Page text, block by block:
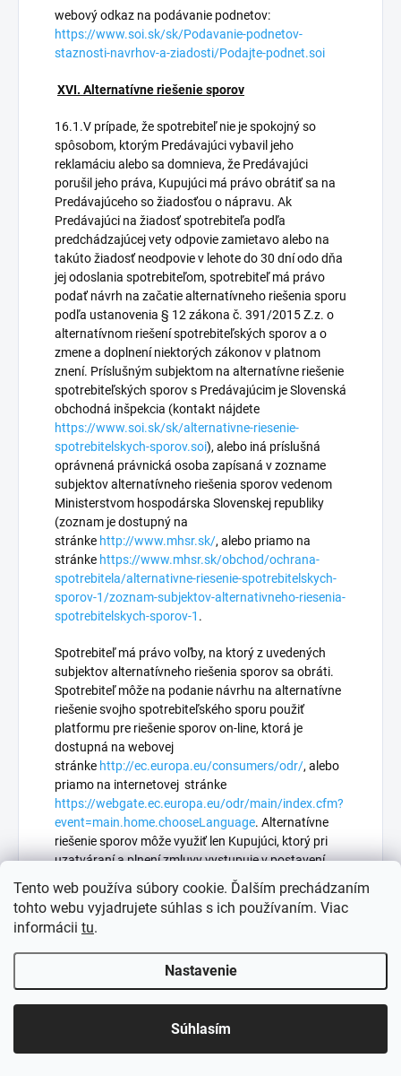
Tento web používa súbory cookie. Ďalším prechádzaním
tohto webu vyjadrujete súhlas s ich používaním. Viac
informácii tu.
Nastavenie
Súhlasím
webový odkaz na podávanie podnetov:
https://www.soi.sk/sk/Podavanie-podnetov-
staznosti-navrhov-a-ziadosti/Podajte-podnet.soi
XVI. Alternatívne riešenie sporov
16.1.V prípade, že spotrebiteľ nie je spokojný so
spôsobom, ktorým Predávajúci vybavil jeho
reklamáciu alebo sa domnieva, že Predávajúci
porušil jeho práva, Kupujúci má právo obrátiť sa na
Predávajúceho so žiadosťou o nápravu. Ak
Predávajúci na žiadosť spotrebiteľa podľa
predchádzajúcej vety odpovie zamietavo alebo na
takúto žiadosť neodpovie v lehote do 30 dní odo dňa
jej odoslania spotrebiteľom, spotrebiteľ má právo
podať návrh na začatie alternatívneho riešenia sporu
podľa ustanovenia § 12 zákona č. 391/2015 Z.z. o
alternatívnom riešení spotrebiteľských sporov a o
zmene a doplnení niektorých zákonov v platnom
znení. Príslušným subjektom na alternatívne riešenie
spotrebiteľských sporov s Predávajúcim je Slovenská
obchodná inšpekcia (kontakt nájdete
https://www.soi.sk/sk/alternativne-riesenie-
spotrebitelskych-sporov.soi), alebo iná príslušná
oprávnená právnická osoba zapísaná v zozname
subjektov alternatívneho riešenia sporov vedenom
Ministerstvom hospodárska Slovenskej republiky
(zoznam je dostupný na
stránke http://www.mhsr.sk/, alebo priamo na
stránke https://www.mhsr.sk/obchod/ochrana-
spotrebitela/alternativne-riesenie-spotrebitelskych-
sporov-1/zoznam-subjektov-alternativneho-riesenia-
spotrebitelskych-sporov-1 .
Spotrebiteľ má právo voľby, na ktorý z uvedených
subjektov alternatívneho riešenia sporov sa obráti.
Spotrebiteľ môže na podanie návrhu na alternatívne
riešenie svojho spotrebiteľského sporu použiť
platformu pre riešenie sporov on-line, ktorá je
dostupná na webovej
stránke http://ec.europa.eu/consumers/odr/, alebo
priamo na internetovej stránke
https://webgate.ec.europa.eu/odr/main/index.cfm?
event=main.home.chooseLanguage. Alternatívne
riešenie sporov môže využiť len Kupujúci, ktorý pri
uzatváraní a plnení zmluvy vystupuje v postavení
spotrebiteľa. Alternatívne riešenie sporov sa týka len
sporu medzi spotrebiteľom a Predávajúcim,
vyplývajúceho zo spotrebiteľskej zmluvy alebo
súvisiaceho so spotrebiteľskou zmluvou.
Alternatívne riešenie sporov sa týka len zmlúv
uzatvorených na diaľku. Subjekt alternatívneho
riešenia sporov môže návrh odmietnuť, ak
Subjekt ARS môže od spotrebiteľa požadovať